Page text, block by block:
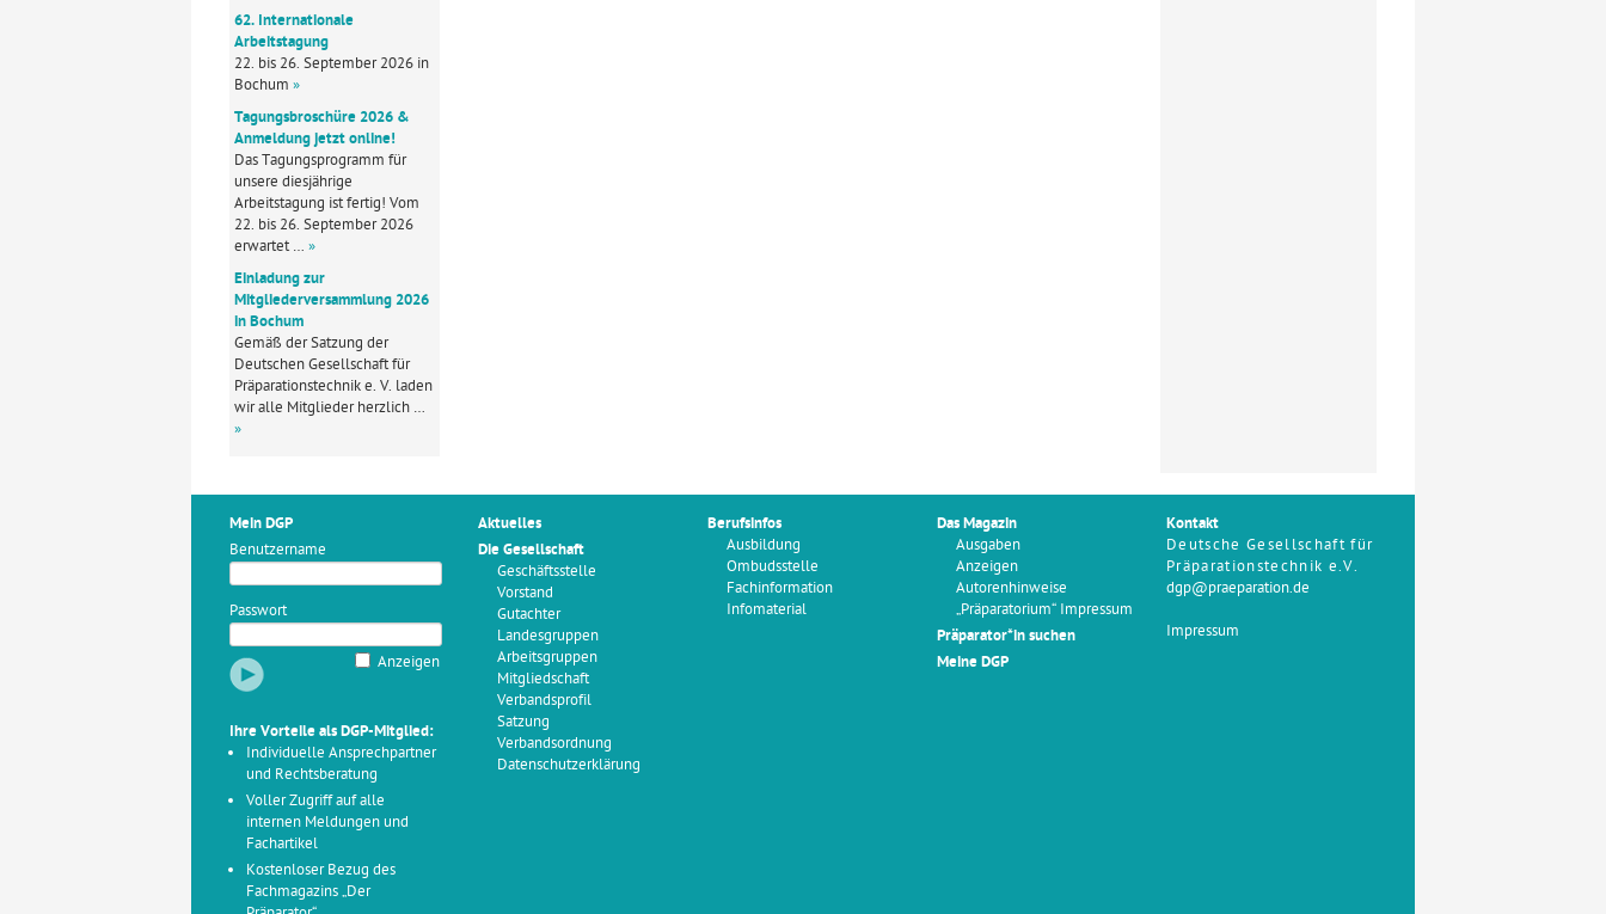
62. Internationale
Arbeitstagung
22. bis 26. September 2026 in
Bochum »
Tagungsbroschüre 2026 &
Anmeldung jetzt online!
Das Tagungsprogramm für
unsere diesjährige
Arbeitstagung ist fertig! Vom
22. bis 26. September 2026
erwartet … »
Einladung zur
Mitgliederversammlung 2026
in Bochum
Gemäß der Satzung der
Deutschen Gesellschaft für
Präparationstechnik e. V. laden
wir alle Mitglieder herzlich …
»
Mein DGP
Benutzername
Passwort
Anzeigen
Ihre Vorteile als DGP-Mitglied:
Individuelle Ansprechpartner
und Rechtsberatung
Voller Zugriff auf alle
internen Meldungen und
Fachartikel
Kostenloser Bezug des
Fachmagazins „Der
Aktuelles
Die Gesellschaft
Geschäftsstelle
Vorstand
Gutachter
Landesgruppen
Arbeitsgruppen
Mitgliedschaft
Verbandsprofil
Satzung
Verbandsordnung
Datenschutzerklärung
Berufsinfos
Ausbildung
Ombudsstelle
Fachinformation
Infomaterial
Das Magazin
Ausgaben
Anzeigen
Autorenhinweise
„Präparatorium“ Impressum
Präparator*in suchen
Meine DGP
Kontakt
Deutsche Gesellschaft für
Präparationstechnik e.V.
dgp@praeparation.de
Impressum